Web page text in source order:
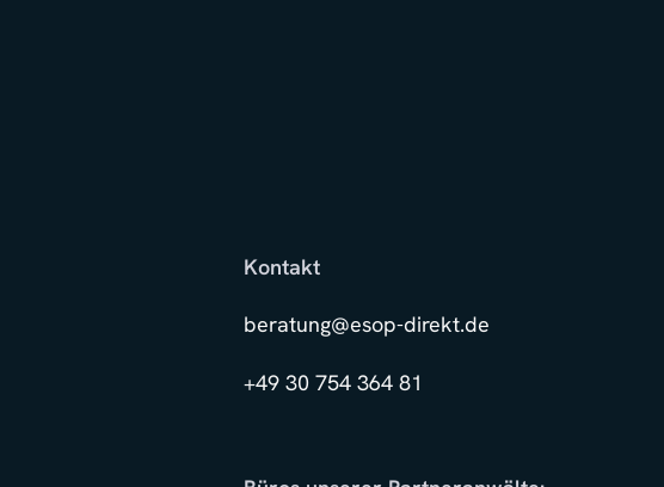
Kontakt
beratung@esop-direkt.de
+49 30 754 364 81